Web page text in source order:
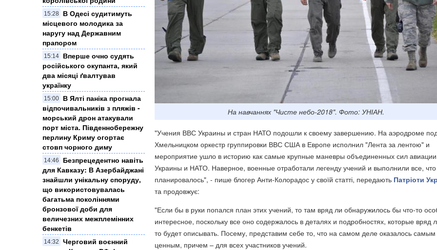
15:28
В Одесі судитимуть
місцевого молодика за
наругу над Державним
прапором
15:14
Вперше очно судять
російського окупанта, який
два місяці ґвалтував
українку
15:00
​В Ялті паніка прогнала
відпочивальників з пляжів -
морський дрон атакували
порт міста. Південнобережну
перлину Криму огортає
стовп чорного диму
14:46
Безпрецедентно навіть
для Кавказу: В Азербайджані
знайшли унікальну споруду,
що використовувалась
багатьма поколіннями
бронзової доби для
величезних межплемінних
бенкетів
14:32
Черговий воєнний
На навчаннях "Чисте небо-2018". Фото: УНІАН.
"Учения ВВС Украины и стран НАТО подошли к своему завершению. На аэродроме
Хмельницком оркестр группировки ВВС США в Европе исполнил "Лента за лентою" и
мероприятие ушло в историю как самые крупные маневры объединенных сил авиации
Украины и НАТО. Наверное, военные отработали легенду учений и выполнили все, что
планировалось", - пише блогер Анти-Колорадос у своїй статті, передають Патріоти
та продовжує:
"Если бы в руки попался план этих учений, то там вряд ли обнаружилось бы что-то
интересное, поскольку все оно содержалось в деталях и подробностях, которые вряд
то будет описывать. Посему, представим себе то, что на самом деле оказалось самым
ценным, причем – для всех участников учений.